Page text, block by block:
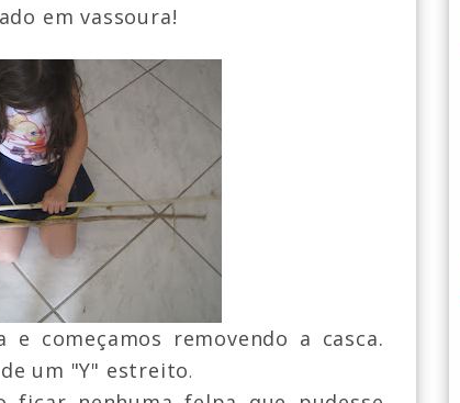
em vassoura!
e começamos removendo a casca.
um "Y" estreito.